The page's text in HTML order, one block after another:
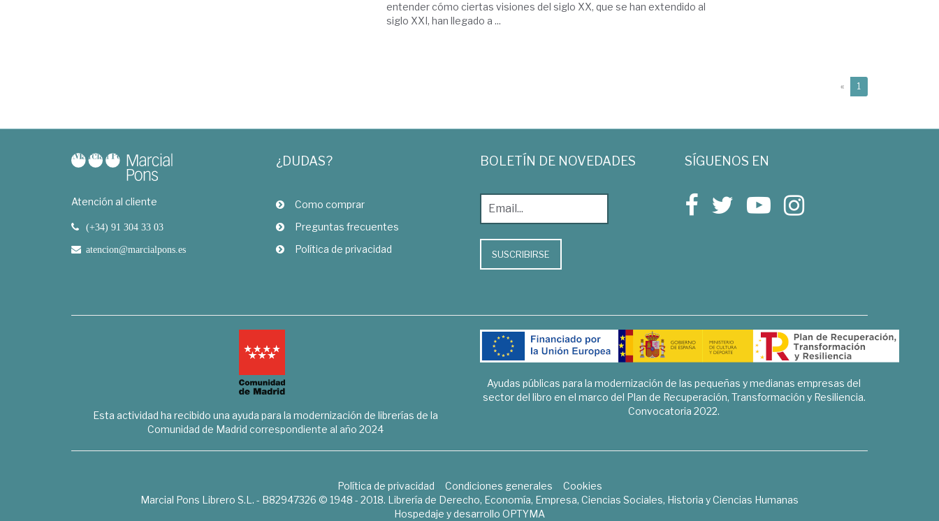
entender cómo ciertas visiones del siglo XX, que se han extendido al
siglo XXI, han llegado a ...
« 1
Atención al cliente
(+34) 91 304 33 03
atencion@marcialpons.es
¿DUDAS?
Como comprar
Preguntas frecuentes
Política de privacidad
BOLETÍN DE NOVEDADES
SUSCRIBIRSE
SÍGUENOS EN
Esta actividad ha recibido una ayuda para la modernización de librerías de la
Comunidad de Madrid correspondiente al año 2024
Ayudas públicas para la modernización de las pequeñas y medianas empresas del
sector del libro en el marco del Plan de Recuperación, Transformación y Resiliencia.
Convocatoria 2022.
Política de privacidad Condiciones generales
Cookies
Marcial Pons Librero S.L. - B82947326 © 1948 - 2018. Librería de Derecho, Economía, Empresa, Ciencias Sociales, Historia y Ciencias Humanas
Hospedaje y desarrollo OPTYMA